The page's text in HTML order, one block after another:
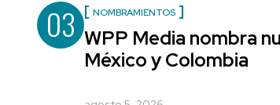
03 NOMBRAMIENTOS
WPP Media nombra
México y Colombia